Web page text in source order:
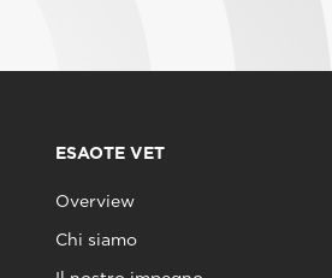
ESAOTE VET
Overview
Chi siamo